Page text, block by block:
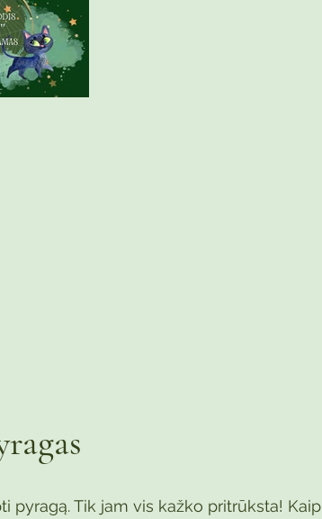
pyragą. Tik jam vis kažko pritrūksta! Kaip